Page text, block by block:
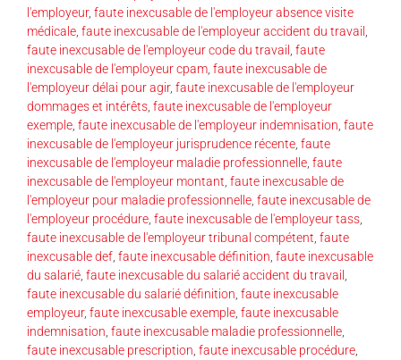
l'employeur, faute inexcusable de l'employeur absence visite
médicale faute inexcusable de l'employeur accident du travail
faute inexcusable de l'employeur code du travail faute
inexcusable de l'employeur cpam faute inexcusable de
l'employeur délai pour agir, faute inexcusable de l'employeur
dommages et intérêts faute inexcusable de l'employeur
exemple faute inexcusable de l'employeur indemnisation faute
inexcusable de l'employeur jurisprudence récente faute
inexcusable de l'employeur maladie professionnelle faute
inexcusable de l'employeur montant faute inexcusable de
l'employeur pour maladie professionnelle faute inexcusable de
l'employeur procédure faute inexcusable de l'employeur tass
faute inexcusable de l'employeur tribunal compétent faute
inexcusable def faute inexcusable définition faute inexcusable
du salarié faute inexcusable du salarié accident du travail
faute inexcusable du salarié définition faute inexcusable
employeur, faute inexcusable exemple faute inexcusable
indemnisation faute inexcusable maladie professionnelle
faute inexcusable prescription faute inexcusable procédure